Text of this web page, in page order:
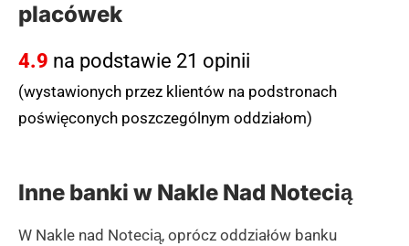
placówek
4.9 na podstawie 21 opinii
(wystawionych przez klientów na podstronach
poświęconych poszczególnym oddziałom)
Inne banki w Nakle Nad Notecią
W Nakle nad Notecią, oprócz oddziałów banku